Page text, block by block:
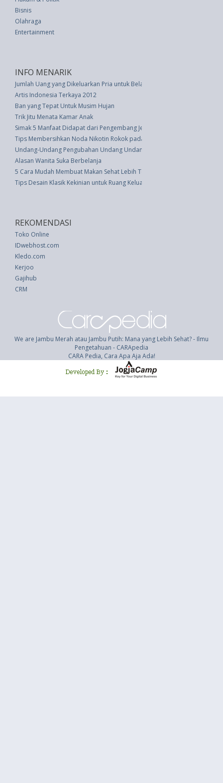
Bisnis
Olahraga
Entertainment
INFO MENARIK
Jumlah Uang yang Dikeluarkan Pria untuk Belanja Lebih Besar dari Wanita
Artis Indonesia Terkaya 2012
Ban yang Tepat Untuk Musim Hujan
Trik Jitu Menata Kamar Anak
Simak 5 Manfaat Didapat dari Pengembang Jepang Saat Beli Apartemen
Tips Membersihkan Noda Nikotin Rokok pada Bibir dan Gusi
Undang-Undang Pengubahan Undang Undang Pemilihan Umum
Alasan Wanita Suka Berbelanja
5 Cara Mudah Membuat Makan Sehat Lebih Terjangkau
Tips Desain Klasik Kekinian untuk Ruang Keluarga
REKOMENDASI
Toko Online
IDwebhost.com
Kledo.com
Kerjoo
Gajihub
CRM
We are Jambu Merah atau Jambu Putih: Mana yang Lebih Sehat? - Ilmu
Pengetahuan - CARApedia
CARA Pedia, Cara Apa Aja Ada!